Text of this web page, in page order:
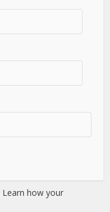
Learn how your